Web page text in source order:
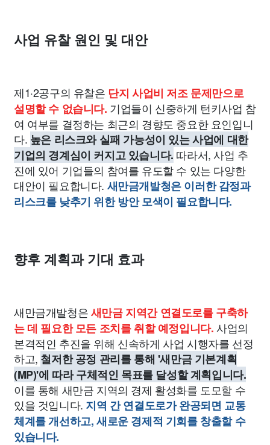
사업 유찰 원인 및 대안
제1·2공구의 유찰은 단지 사업비 저조 문제만으로
설명할 수 없습니다. 기업들이 신중하게 턴키사업 참
여 여부를 결정하는 최근의 경향도 중요한 요인입니
다. 높은 리스크와 실패 가능성이 있는 사업에 대한
기업의 경계심이 커지고 있습니다. 따라서, 사업 추
진에 있어 기업들의 참여를 유도할 수 있는 다양한
대안이 필요합니다. 새만금개발청은 이러한 감정과
리스크를 낮추기 위한 방안 모색이 필요합니다.
향후 계획과 기대 효과
새만금개발청은새만금 지역간 연결도로를 구축하
는 데 필요한 모든 조치를 취할 예정입니다. 사업의
본격적인 추진을 위해 신속하게 사업 시행자를 선정
하고, 철저한 공정 관리를 통해 '새만금 기본계획
(MP)'에 따라 구체적인 목표를 달성할 계획입니다.
이를 통해 새만금 지역의 경제 활성화를 도모할 수
있을 것입니다. 지역 간 연결도로가 완공되면 교통
체계를 개선하고, 새로운 경제적 기회를 창출할 수
있습니다.